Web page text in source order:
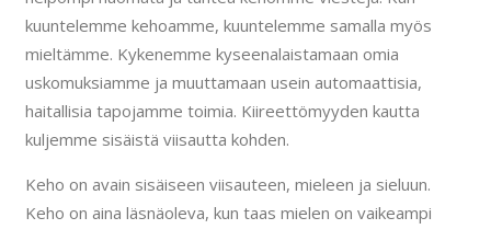
kuuntelemme kehoamme, kuuntelemme samalla myös
mieltämme. Kykenemme kyseenalaistamaan omia
uskomuksiamme ja muuttamaan usein automaattisia,
haitallisia tapojamme toimia. Kiireettömyyden kautta
kuljemme sisäistä viisautta kohden.
Keho on avain sisäiseen viisauteen, mieleen ja sieluun.
Keho on aina läsnäoleva, kun taas mielen on vaikeampi